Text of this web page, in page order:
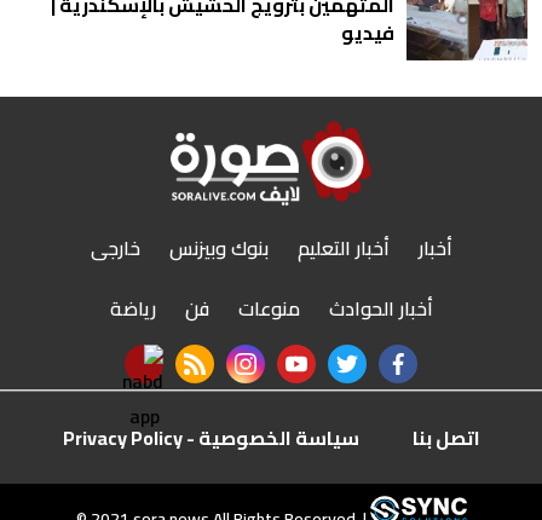
فيديو
أخبار أخبار التعليم بنوك وبيزنس
خارجى
أخبار الحوادث
منوعات فن
رياضة
facebook
twitter
youtube
instagram
rss feed
nabd app
اتصل بنا سياسة الخصوصية - Privacy Policy